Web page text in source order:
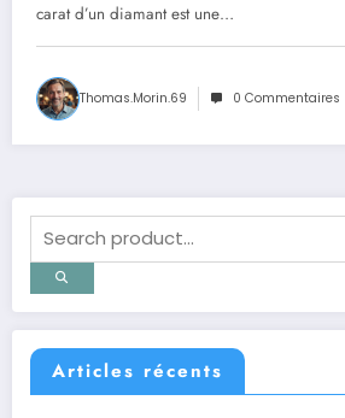
carat d’un diamant est une…
Thomas.Morin.69 0 Commentaires
Articles récents